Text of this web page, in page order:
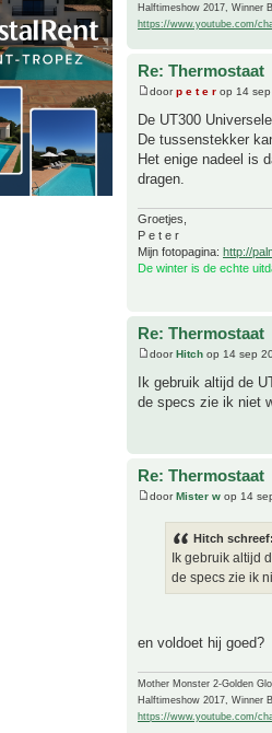
Halftimeshow 2017, Winner
https://www.youtube.com/
Re: Thermostaat
doorp e t e r op 14
De UT300
De tussenstekker
Het enige nadeel is
dragen.
Groetjes,
P e t e r
Mijn fotopagina: http://
De winter is de echte
Re: Thermostaat
doorHitch op 14 sep
Ik gebruik altijd de
de specs zie ik niet
Re: Thermostaat
doorMister w op 14
Hitch schreef:
Ik gebruik altijd
de specs zie ik
en voldoet hij goed?
Mother Monster 2-Golden
Halftimeshow 2017, Winner
https://www.youtube.com/